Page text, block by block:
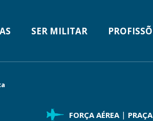
SER MILITAR
FORÇA AÉREA PRAÇA